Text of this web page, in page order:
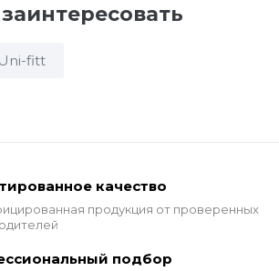
Uni-fitt
качество
продукция от проверенных
подбор